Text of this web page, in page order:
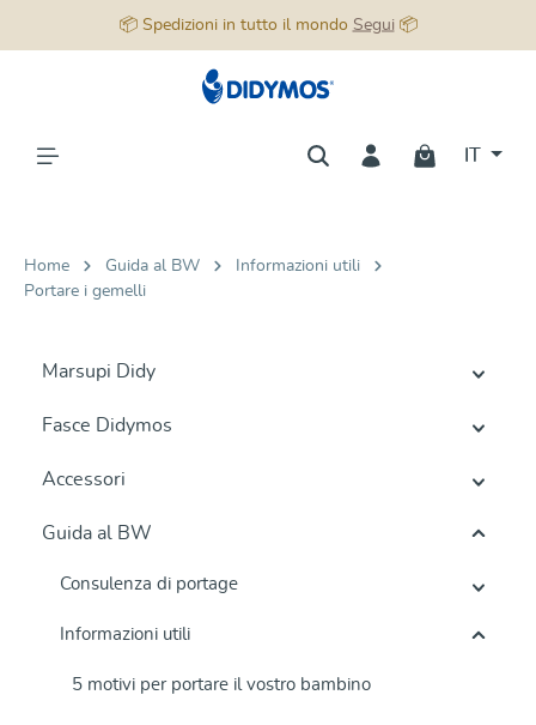
📦 Spedizioni in tutto il mondo Segui📦
Home Guida al BW
Informazioni utili
Portare i gemelli
Marsupi Didy
Fasce Didymos
Accessori
Guida al BW
Consulenza di portage
Informazioni utili
5 motivi per portare il vostro bambino